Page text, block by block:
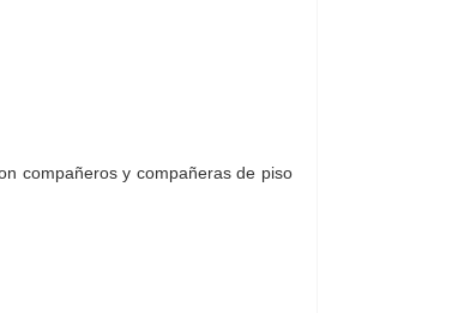
compañeros y compañeras de piso